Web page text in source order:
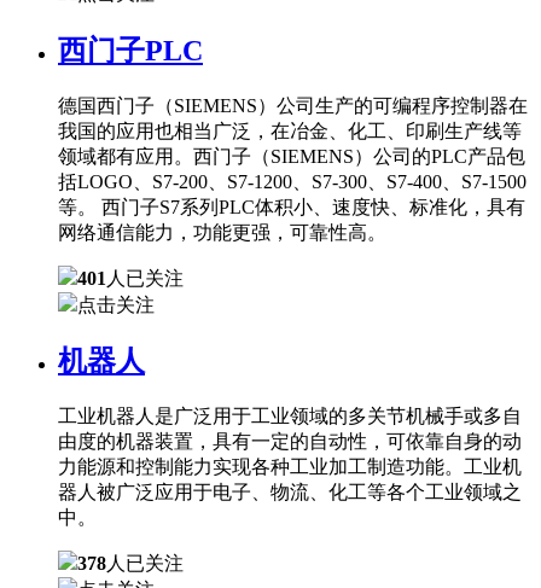
西门子PLC
德国西门子（SIEMENS）公司生产的可编程序控制器在
我国的应用也相当广泛，在冶金、化工、印刷生产线等
领域都有应用。西门子（SIEMENS）公司的PLC产品包
括LOGO、S7-200、S7-1200、S7-300、S7-400、S7-1500
等。 西门子S7系列PLC体积小、速度快、标准化，具有
网络通信能力，功能更强，可靠性高。
401 人已关注
点击关注
机器人
工业机器人是广泛用于工业领域的多关节机械手或多自
由度的机器装置，具有一定的自动性，可依靠自身的动
力能源和控制能力实现各种工业加工制造功能。工业机
器人被广泛应用于电子、物流、化工等各个工业领域之
中。
378人已关注